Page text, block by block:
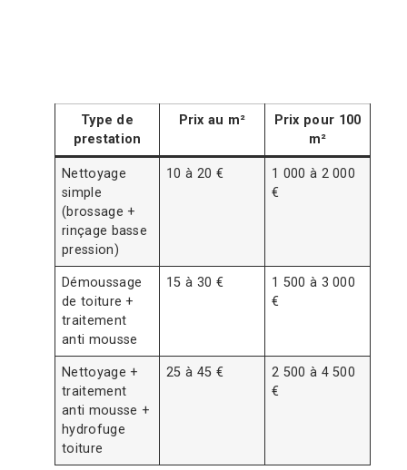
Type de
prestation
Prix au m²
Prix pour 100
m²
Nettoyage
simple
(brossage +
rinçage basse
pression)
10 à 20 €
1 000 à 2 000
€
Démoussage
de toiture +
traitement
anti mousse
15 à 30 €
1 500 à 3 000
€
Nettoyage +
traitement
anti mousse +
hydrofuge
toiture
25 à 45 €
2 500 à 4 500
€